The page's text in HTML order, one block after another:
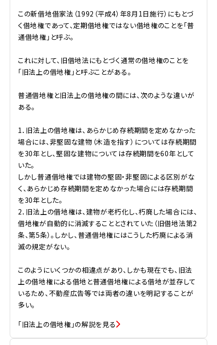
この新借地借家法（1992（平成4）年8月1日施行）にもとづ
く借地権であって、定期借地権ではない借地権のことを「普
通借地権」と呼ぶ。
これに対して、旧借地法にもとづく通常の借地権のことを
「旧法上の借地権」と呼ぶことがある。
普通借地権と旧法上の借地権の間には、次のような違いが
ある。
1．旧法上の借地権は、あらかじめ存続期間を定めなかった
場合には、非堅固な建物（木造を指す）については存続期間
を30年とし、堅固な建物については存続期間を60年として
いた。
しかし普通借地権では建物の堅固・非堅固による区別がな
く、あらかじめ存続期間を定めなかった場合には存続期間
を30年とした。
2．旧法上の借地権は、建物が老朽化し、朽廃した場合には、
借地権が自動的に消滅することとされていた（旧借地法第2
条、第5条）。しかし、普通借地権にはこうした朽廃による消
滅の規定がない。
このようにいくつかの相違点があり、しかも現在でも、旧法
上の借地権による借地と普通借地権による借地が並存して
いるため、不動産広告等では両者の違いを明記することが
多い。
「旧法上の借地権」の解説を見る